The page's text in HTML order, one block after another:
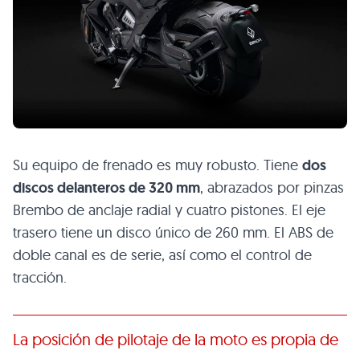
Su equipo de frenado es muy robusto. Tiene dos
discos delanteros de 320 mm, abrazados por pinzas
Brembo de anclaje radial y cuatro pistones. El eje
trasero tiene un disco único de 260 mm. El ABS de
doble canal es de serie, así como el control de
tracción.
La posición de pilotaje de la moto es propia de